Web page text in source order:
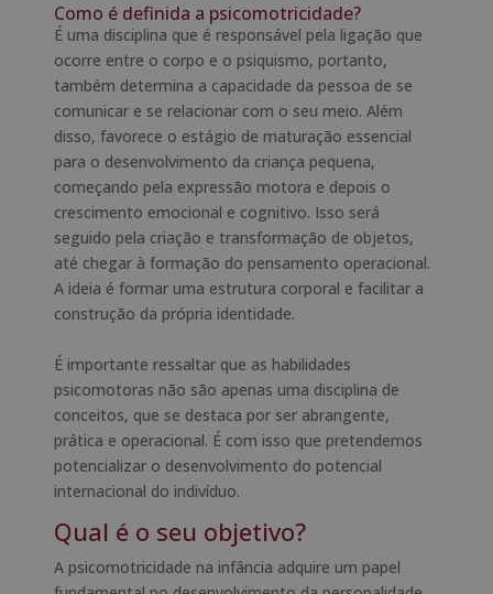
Como é definida a psicomotricidade?
É uma disciplina que é responsável pela ligação que
ocorre entre o corpo e o psiquismo, portanto,
também determina a capacidade da pessoa de se
comunicar e se relacionar com o seu meio. Além
disso, favorece o estágio de maturação essencial
para o desenvolvimento da criança pequena,
começando pela expressão motora e depois o
crescimento emocional e cognitivo. Isso será
seguido pela criação e transformação de objetos,
até chegar à formação do pensamento operacional.
A ideia é formar uma estrutura corporal e facilitar a
construção da própria identidade.
É importante ressaltar que as habilidades
psicomotoras não são apenas uma disciplina de
conceitos, que se destaca por ser abrangente,
prática e operacional. É com isso que pretendemos
potencializar o desenvolvimento do potencial
internacional do indivíduo.
Qual é o seu objetivo?
A psicomotricidade na infância adquire um papel